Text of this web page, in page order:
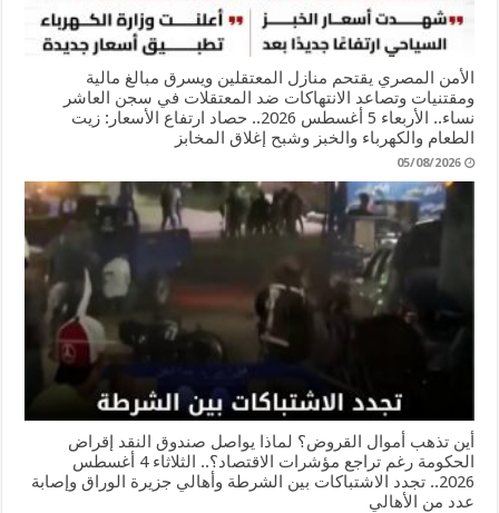
الأمن المصري يقتحم منازل المعتقلين ويسرق مبالغ مالية
ومقتنيات وتصاعد الانتهاكات ضد المعتقلات في سجن العاشر
نساء.. الأربعاء 5 أغسطس 2026.. حصاد ارتفاع الأسعار: زيت
الطعام والكهرباء والخبز وشبح إغلاق المخابز
05/08/2026
أين تذهب أموال القروض؟ لماذا يواصل صندوق النقد إقراض
الحكومة رغم تراجع مؤشرات الاقتصاد؟.. الثلاثاء 4 أغسطس
2026.. تجدد الاشتباكات بين الشرطة وأهالي جزيرة الوراق وإصابة
عدد من الأهالي